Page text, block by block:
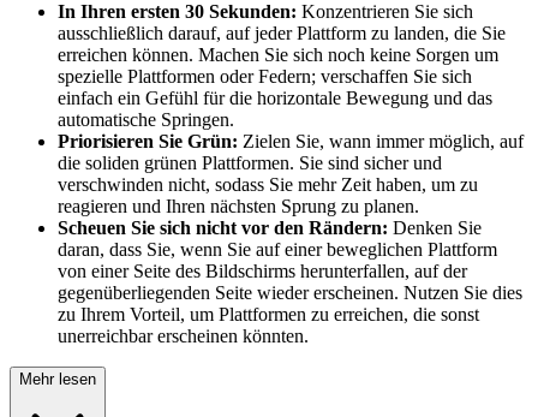
In Ihren ersten 30 Sekunden: Konzentrieren Sie sich
ausschließlich darauf, auf jeder Plattform zu landen, die Sie
erreichen können. Machen Sie sich noch keine Sorgen um
spezielle Plattformen oder Federn; verschaffen Sie sich
einfach ein Gefühl für die horizontale Bewegung und das
automatische Springen.
Priorisieren Sie Grün: Zielen Sie, wann immer möglich, auf
die soliden grünen Plattformen. Sie sind sicher und
verschwinden nicht, sodass Sie mehr Zeit haben, um zu
reagieren und Ihren nächsten Sprung zu planen.
Scheuen Sie sich nicht vor den Rändern: Denken Sie
daran, dass Sie, wenn Sie auf einer beweglichen Plattform
von einer Seite des Bildschirms herunterfallen, auf der
gegenüberliegenden Seite wieder erscheinen. Nutzen Sie dies
zu Ihrem Vorteil, um Plattformen zu erreichen, die sonst
unerreichbar erscheinen könnten.
Mehr lesen